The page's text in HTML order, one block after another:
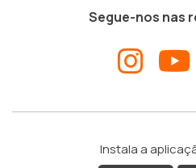
Segue-nos nas
Instala a